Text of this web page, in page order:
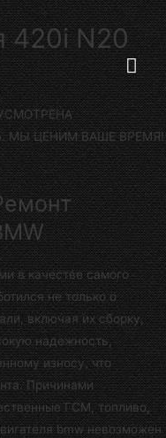
420i N20
МЫ ЦЕНИМ ВАШЕ ВРЕМЯ!
в качестве самого
не только о
включая их сборку,
надежность,
износу, что
Причинами
ГСМ, топливо,
bmw невозможен